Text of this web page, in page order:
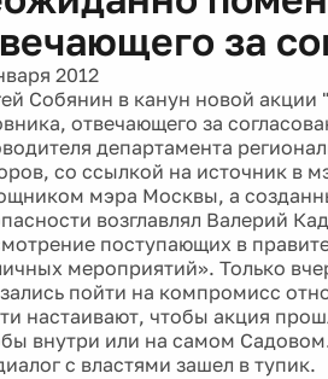
за
2012
Собянин в канун новой
отвечающего за
департамента
со ссылкой на источник в
мэра Москвы, а
возглавлял Валерий
поступающих в
мероприятий». Только
пойти на компромисс
настаивают, чтобы акция
внутри или на самом
с властями зашел в тупик.